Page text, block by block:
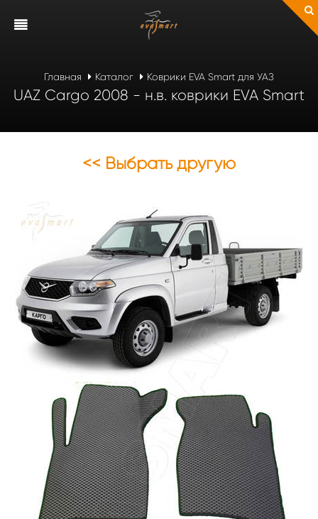
Главная Каталог Коврики EVA Smart для УАЗ
UAZ Cargo 2008 - н.в. коврики EVA Smart
<< Выбрать другую